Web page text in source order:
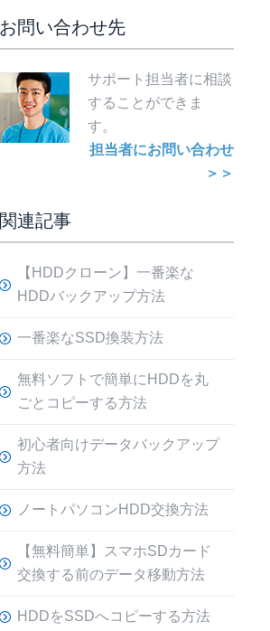
お問い合わせ先
サポート担当者に相談
することができま
す。
担当者にお問い合わせ
＞＞
関連記事
【HDDクローン】一番楽な
HDDバックアップ方法
一番楽なSSD換装方法
無料ソフトで簡単にHDDを丸
ごとコピーする方法
初心者向けデータバックアップ
方法
ノートパソコンHDD交換方法
【無料簡単】スマホSDカード
交換する前のデータ移動方法
HDDをSSDへコピーする方法